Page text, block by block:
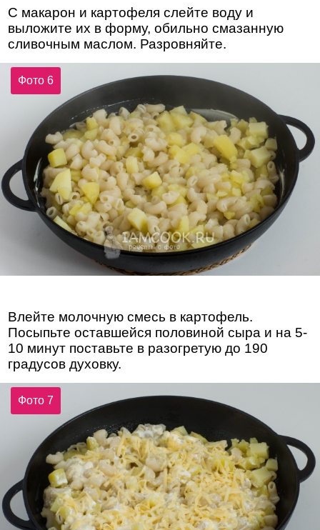
С макарон и картофеля слейте воду и
выложите их в форму, обильно смазанную
сливочным маслом. Разровняйте.
Фото 6
Влейте молочную смесь в картофель.
Посыпьте оставшейся половиной сыра и на 5-
10 минут поставьте в разогретую до 190
градусов духовку.
Фото 7